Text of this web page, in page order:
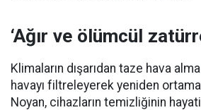
‘Ağır ve ölümcül
Klimaların dışarıdan taze hava
havayı filtreleyerek yeniden
Noyan, cihazların temizliğinin hayati